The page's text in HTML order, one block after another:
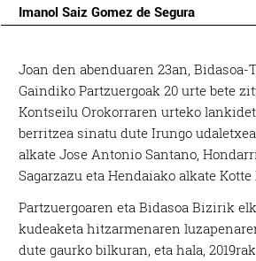
Imanol Saiz Gomez de Segura
Joan den abenduaren 23an,
Gaindiko Partzuergoak 20 urte bete
Kontseilu Orokorraren urteko
berritzea sinatu dute Irungo
alkate Jose Antonio Santano,
Sagarzazu eta Hendaiako alkate
Partzuergoaren eta Bidasoa Bizirik
kudeaketa hitzarmenaren
dute gaurko bilkuran, eta hala,